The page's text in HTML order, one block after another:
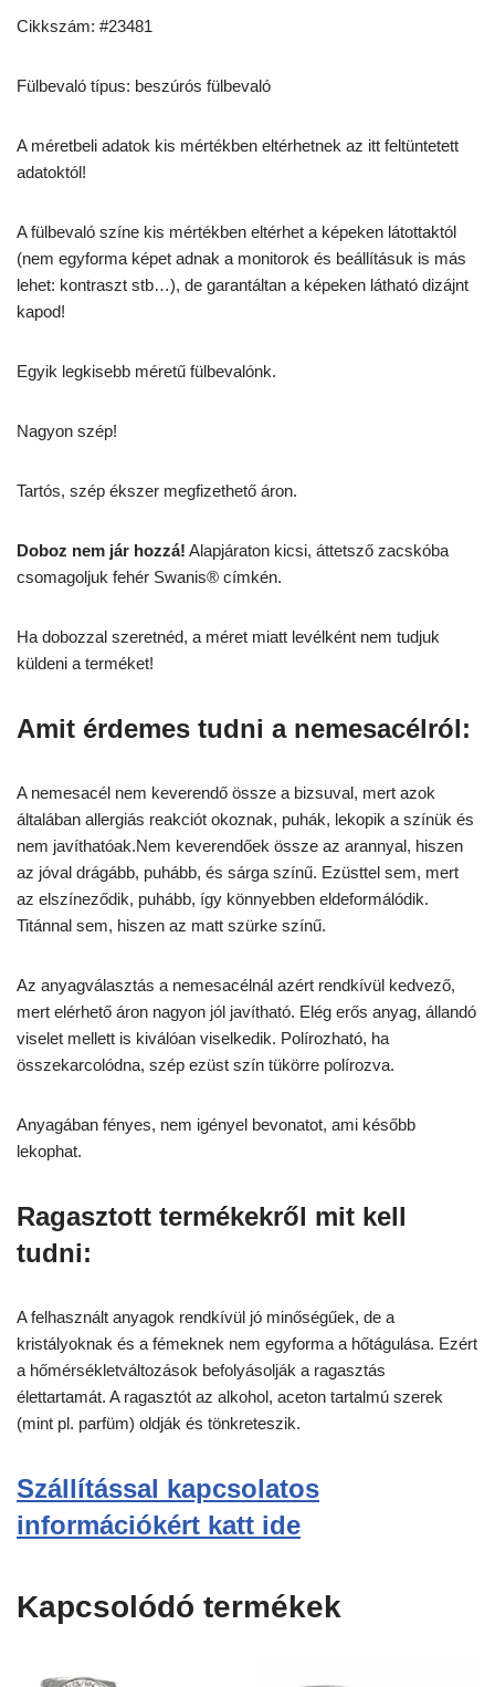
Cikkszám: #23481
Fülbevaló típus: beszúrós fülbevaló
A méretbeli adatok kis mértékben eltérhetnek az itt feltüntetett
adatoktól!
A fülbevaló színe kis mértékben eltérhet a képeken látottaktól
(nem egyforma képet adnak a monitorok és beállításuk is más
lehet: kontraszt stb…), de garantáltan a képeken látható dizájnt
kapod!
Egyik legkisebb méretű fülbevalónk.
Nagyon szép!
Tartós, szép ékszer megfizethető áron.
Doboz nem jár hozzá! Alapjáraton kicsi, áttetsző zacskóba
csomagoljuk fehér Swanis® címkén.
Ha dobozzal szeretnéd, a méret miatt levélként nem tudjuk
küldeni a terméket!
Amit érdemes tudni a nemesacélról:
A nemesacél nem keverendő össze a bizsuval, mert azok
általában allergiás reakciót okoznak, puhák, lekopik a színük és
nem javíthatóak.Nem keverendőek össze az arannyal, hiszen
az jóval drágább, puhább, és sárga színű. Ezüsttel sem, mert
az elszíneződik, puhább, így könnyebben eldeformálódik.
Titánnal sem, hiszen az matt szürke színű.
Az anyagválasztás a nemesacélnál azért rendkívül kedvező,
mert elérhető áron nagyon jól javítható. Elég erős anyag, állandó
viselet mellett is kiválóan viselkedik. Polírozható, ha
összekarcolódna, szép ezüst szín tükörre polírozva.
Anyagában fényes, nem igényel bevonatot, ami később
lekophat.
Ragasztott termékekről mit kell
tudni:
A felhasznált anyagok rendkívül jó minőségűek, de a
kristályoknak és a fémeknek nem egyforma a hőtágulása. Ezért
a hőmérsékletváltozások befolyásolják a ragasztás
élettartamát. A ragasztót az alkohol, aceton tartalmú szerek
(mint pl. parfüm) oldják és tönkreteszik.
Szállítással kapcsolatos
információkért katt ide
Kapcsolódó termékek